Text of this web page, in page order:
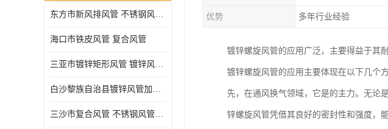
东方市新风排风管 不锈钢风管加工
海口市铁皮风管 复合风管
三亚市镀锌矩形风管 镀锌风管加工厂
白沙黎族自治县镀锌风管加工厂 铁皮风管 耐腐蚀
三沙市复合风管 不锈钢风管加工 做急单
优势 多年行业经验
镀锌螺旋风管的应用广泛，主要得益于其
镀锌螺旋风管的应用主要体现在以下几个方
先，在通风换气领域，它是的主力。无论
锌螺旋风管凭借其良好的密封性和强度，